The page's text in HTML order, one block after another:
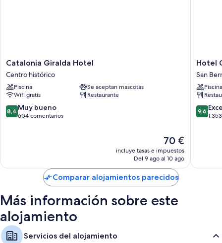
Catalonia
Giralda
Hotel
Centro
histórico
Catalonia Giralda Hotel
Centro histórico
Piscina
Se aceptan mascotas
Wifi gratis
Restaurante
8.4
sobre
8,4 Muy bueno
604 comentarios
El
precio
actual
de
70 €
70 €
incluye tasas e impuestos
Del 9 ago al 10 ago
Hotel
Giralda
Center
San
Hotel
San
Piscina
9.6
sobre
9,6
Comparar alojamientos parecidos
Más información sobre este
alojamiento
Servicios del alojamiento